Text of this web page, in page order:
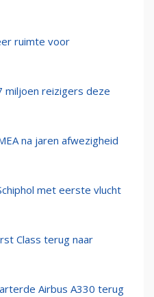
ruimte voor
miljoen reizigers deze
na jaren afwezigheid
met eerste vlucht
Class terug naar
Airbus A330 terug